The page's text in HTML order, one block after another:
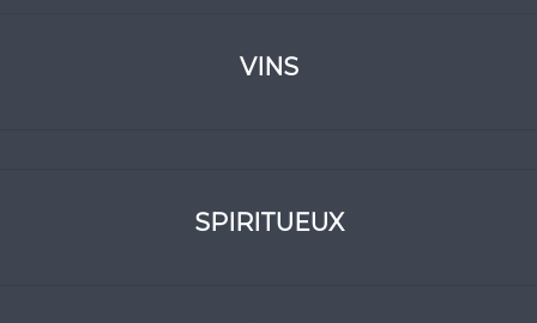
VINS
SPIRITUEUX